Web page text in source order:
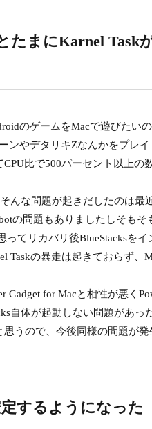
たまにKarnel Task
のゲームをMacで遊びたい
ンやデタリキZなんかをプレ
比で500パーセント以上の
んな問題が起きだしたのは最
の問題もありましたしそも
ってリカバリ後BlueStacksを
Taskの暴走は起きておらず、
for Macと相性が悪く
自体が起動しない問題があっ
うので、今後同様の問題が
するようになった